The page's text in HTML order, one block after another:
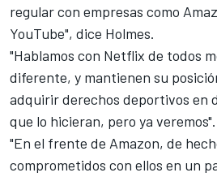
regular con empresas como
YouTube", dice Holmes.
"Hablamos con Netflix de todos
diferente, y mantienen su
adquirir derechos deportivos en
que lo hicieran, pero ya veremos".
"En el frente de Amazon, de
comprometidos con ellos en un